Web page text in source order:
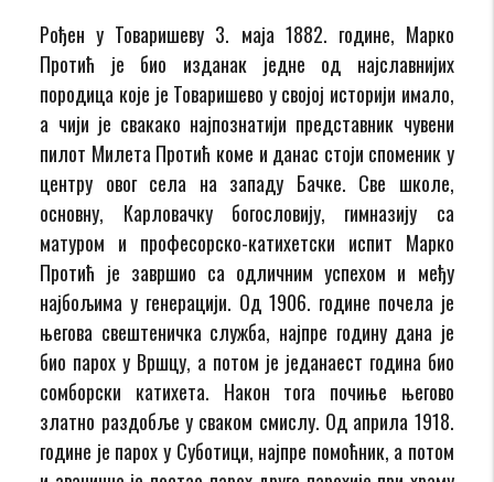
Рођен у Товаришеву 3. маја 1882. године, Марко
Протић је био изданак једне од најславнијих
породица које је Товаришево у својој историји имало,
а чији је свакако најпознатији представник чувени
пилот Милета Протић коме и данас стоји споменик у
центру овог села на западу Бачке. Све школе,
основну, Карловачку богословију, гимназију са
матуром и професорско-катихетски испит Марко
Протић је завршио са одличним успехом и међу
најбољима у генерацији. Од 1906. године почела је
његова свештеничка служба, најпре годину дана је
био парох у Вршцу, а потом је једанаест година био
сомборски катихета. Након тога почиње његово
златно раздобље у сваком смислу. Од априла 1918.
године је парох у Суботици, најпре помоћник, а потом